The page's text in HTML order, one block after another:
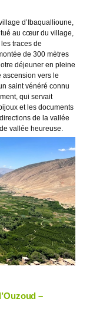
d’Ibaquallioune,
au cœur du village,
traces de
de 300 mètres
déjeuner en pleine
ascension vers le
saint vénéré connu
qui servait
et les documents
de la vallée
vallée heureuse.
–